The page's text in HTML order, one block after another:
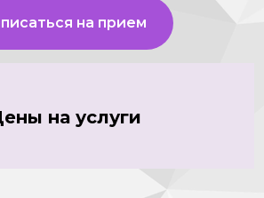
на прием
на услуги